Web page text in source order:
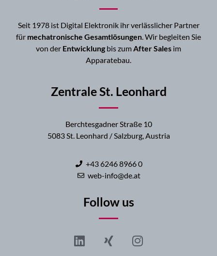
Seit 1978 ist Digital Elektronik ihr verlässlicher Partner
für mechatronische Gesamtlösungen . Wir begleiten Sie
von der Entwicklung bis zum After Sales im
Apparatebau.
Zentrale St. Leonhard
Berchtesgadner Straße 10
5083 St. Leonhard / Salzburg, Austria
+43 6246 8966 0
web-info@de.at
Follow us